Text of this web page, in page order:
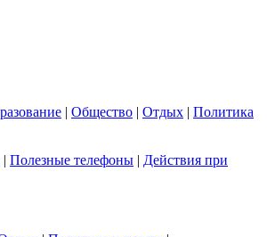
| Общество | Отдых | Политика
| Полезные телефоны | Действия при